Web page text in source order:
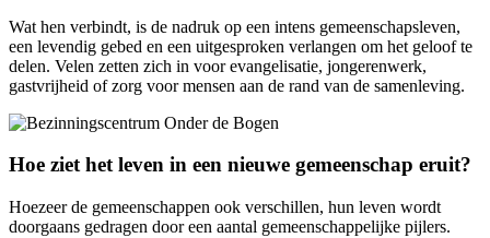
Wat hen verbindt, is de nadruk op een intens gemeenschapsleven,
een levendig gebed en een uitgesproken verlangen om het geloof te
delen. Velen zetten zich in voor evangelisatie, jongerenwerk,
gastvrijheid of zorg voor mensen aan de rand van de samenleving.
Hoe ziet het leven in een nieuwe gemeenschap eruit?
Hoezeer de gemeenschappen ook verschillen, hun leven wordt
doorgaans gedragen door een aantal gemeenschappelijke pijlers.